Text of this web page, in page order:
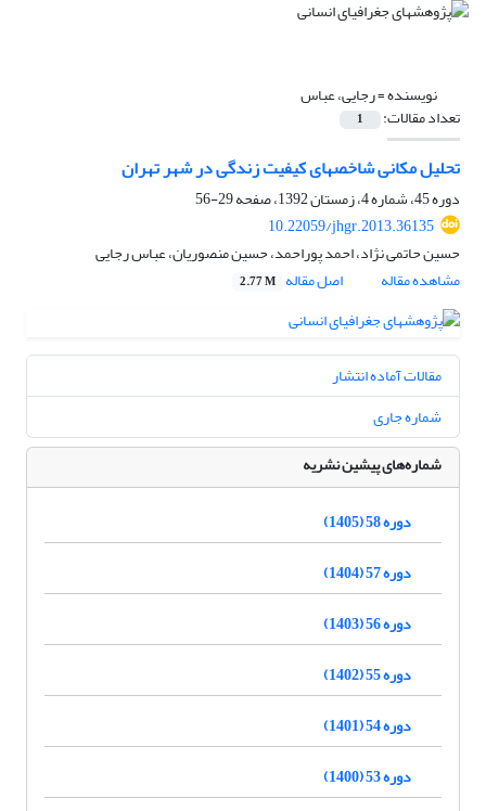
نویسنده =رجایی، عباس
تعداد مقالات: 1
تحلیل مکانی شاخص‎های کیفیت زندگی در شهر تهران
دوره 45، شماره 4، زمستان 1392، صفحه
29-56
10.22059/jhgr.2013.36135
حسین حاتمی نژاد، احمد پوراحمد، حسین منصوریان، عباس رجایی
مشاهده مقاله
اصل مقاله 2.77 M
مقالات آماده انتشار
شماره جاری
شماره‌های پیشین نشریه
دوره 58 (1405)
دوره 57 (1404)
دوره 56 (1403)
دوره 55 (1402)
دوره 54 (1401)
دوره 53 (1400)